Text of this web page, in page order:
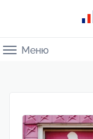
Меню